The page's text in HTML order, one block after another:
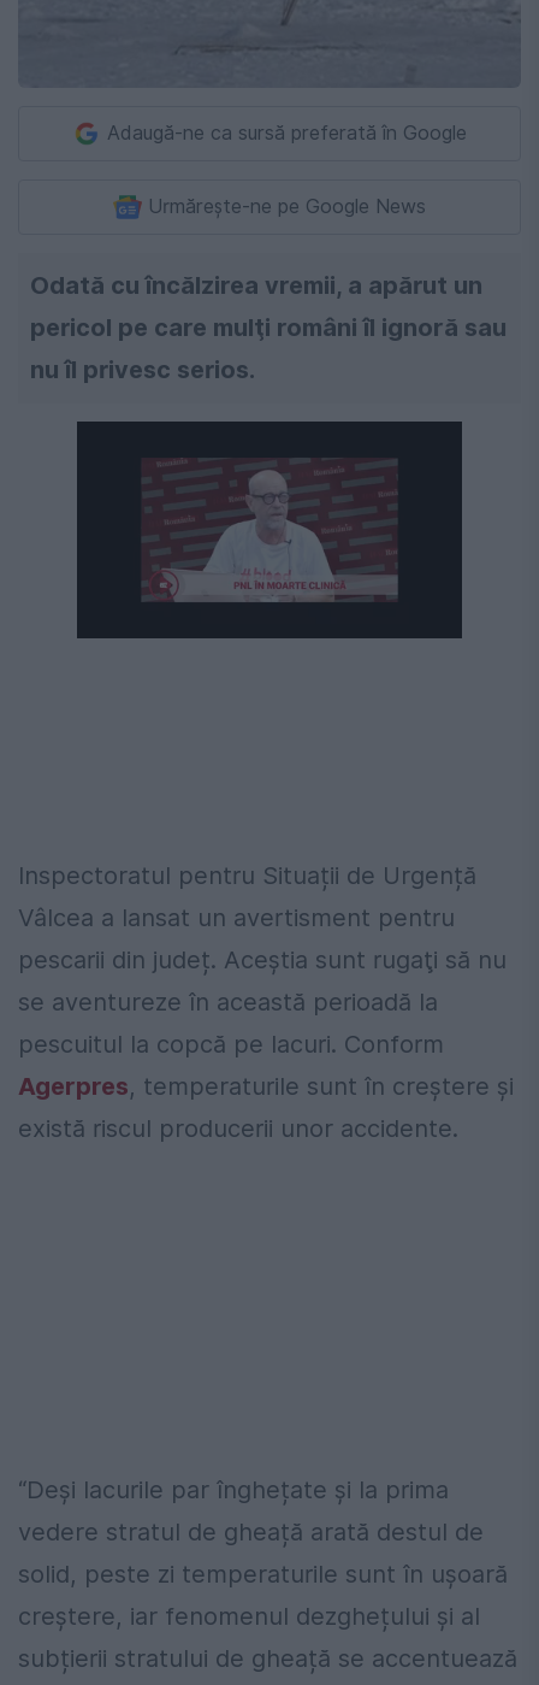
Adaugă-ne ca sursă preferată în Google
Urmărește-ne pe Google News
Odată cu încălzirea vremii, a apărut un
pericol pe care mulţi români îl ignoră sau
nu îl privesc serios.
Inspectoratul pentru Situații de Urgență
Vâlcea a lansat un avertisment pentru
pescarii din județ. Aceştia sunt rugaţi să nu
se aventureze în această perioadă la
pescuitul la copcă pe lacuri. Conform
Agerpres, temperaturile sunt în creștere și
există riscul producerii unor accidente.
“Deși lacurile par înghețate și la prima
vedere stratul de gheață arată destul de
solid, peste zi temperaturile sunt în ușoară
creștere, iar fenomenul dezghețului și al
subțierii stratului de gheață se accentuează